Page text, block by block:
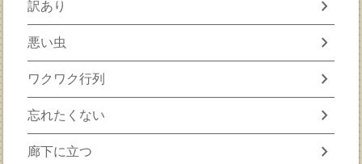
訳あり chevron_right
悪い虫 chevron_right
ワクワク行列 chevron_right
忘れたくない chevron_right
廊下に立つ chevron_right